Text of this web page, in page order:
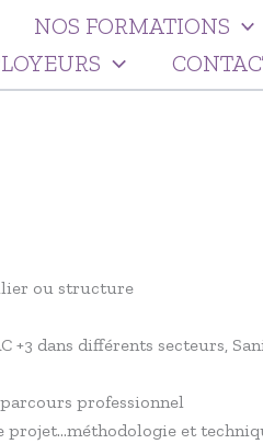
NOS FORMATIONS
ou structure
+3 dans différents secteurs,
professionnel
et